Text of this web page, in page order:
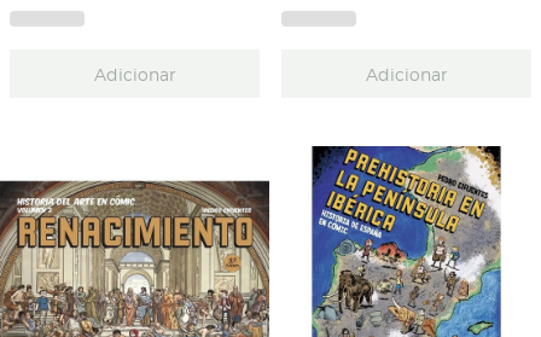
Adicionar Adicionar